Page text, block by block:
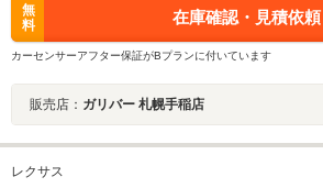
無
料
在庫確認・見積依頼
カーセンサーアフター保証がBプランに付いています
販売店： ガリバー 札幌手稲店
レクサス